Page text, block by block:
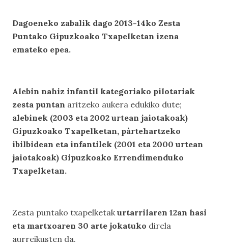
Dagoeneko zabalik dago 2013-14ko Zesta
Puntako Gipuzkoako Txapelketan izena
emateko epea.
Alebin nahiz infantil kategoriako pilotariak
zesta puntan aritzeko aukera edukiko dute;
alebinek (2003 eta 2002 urtean jaiotakoak)
Gipuzkoako Txapelketan, pàrtehartzeko
ibilbidean eta infantilek (2001 eta 2000 urtean
jaiotakoak) Gipuzkoako Errendimenduko
Txapelketan.
Zesta puntako txapelketakurtarrilaren 12an hasi
eta martxoaren 30 arte jokatuko direla
aurreikusten da.